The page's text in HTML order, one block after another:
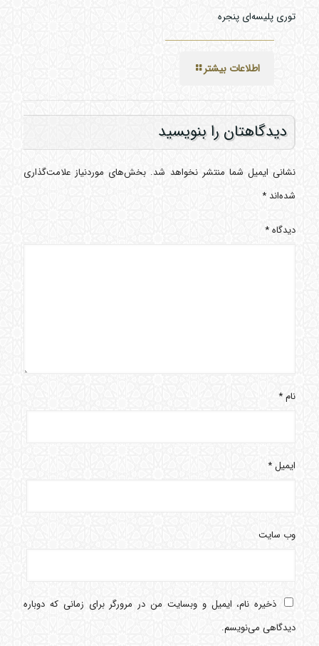
توری پلیسه‌ای پنجره
اطلاعات بیشتر
دیدگاهتان را بنویسید
نشانی ایمیل شما منتشر نخواهد شد. بخش‌های موردنیاز علامت‌گذاری
شده‌اند *
دیدگاه*
نام*
ایمیل*
وب‌ سایت
ذخیره نام، ایمیل و وبسایت من در مرورگر برای زمانی که دوباره
دیدگاهی می‌نویسم.